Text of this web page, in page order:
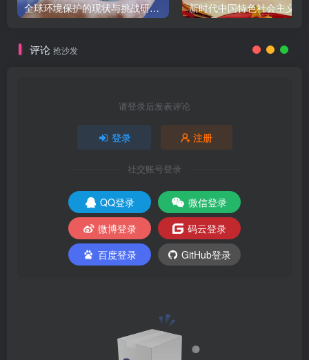
全球环境保护的现状与挑战研究报告 新时代中国特色社会主义
评论 抢沙发
请登录后发表评论
登录 注册
社交账号登录
QQ登录
微信登录
微博登录
码云登录
百度登录
GitHub登录